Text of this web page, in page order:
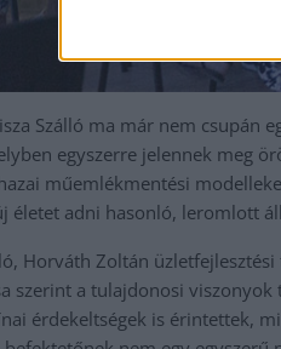
Szálló ma már nem csupán
egyszerre jelennek meg
műemlékmentési
életet adni hasonló, leromlott
Horváth Zoltán
szerint a tulajdonosi
érdekeltségek is érintettek,